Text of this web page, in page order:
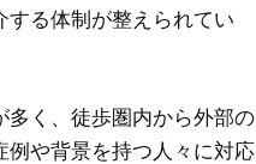
る体制が整えられてい
く、徒歩圏内から外部の
や背景を持つ人々に対応